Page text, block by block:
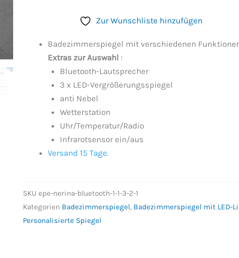
Zur Wunschliste hinzufügen
Badezimmerspiegel mit verschiedenen
Extras zur Auswahl :
Bluetooth-Lautsprecher
3 x LED-Vergrößerungsspiegel
anti Nebel
Wetterstation
Uhr/Temperatur/Radio
Infrarotsensor ein/aus
Versand 15 Tage.
SKU epe-nerina-bluetooth-1-1-3-2-1
Kategorien Badezimmerspiegel, Badezimmerspiegel mit LED-
Personalisierte Spiegel